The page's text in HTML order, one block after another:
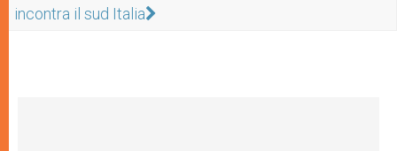
incontra il sud Italia